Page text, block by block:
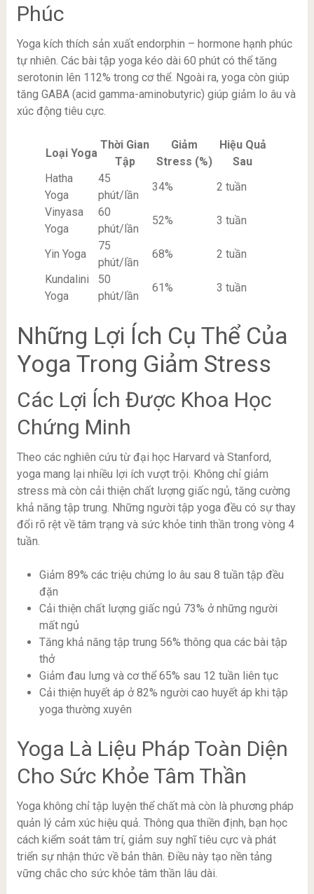
Phúc
Yoga kích thích sản xuất endorphin – hormone hạnh phúc
tự nhiên. Các bài tập yoga kéo dài 60 phút có thể tăng
serotonin lên 112% trong cơ thể. Ngoài ra, yoga còn giúp
tăng GABA (acid gamma-aminobutyric) giúp giảm lo âu và
xúc động tiêu cực.
Loại Yoga
Thời Gian
Tập
Giảm
Stress (%)
Hiệu Quả
Sau
Hatha
Yoga
45
phút/lần
34%
2 tuần
Vinyasa
Yoga
60
phút/lần
52% 3 tuần
Yin Yoga
75
phút/lần
68%
2 tuần
Kundalini
Yoga
50
phút/lần
61% 3 tuần
Những Lợi Ích Cụ Thể Của
Yoga Trong Giảm Stress
Các Lợi Ích Được Khoa Học
Chứng Minh
Theo các nghiên cứu từ đại học Harvard và Stanford,
yoga mang lại nhiều lợi ích vượt trội. Không chỉ giảm
stress mà còn cải thiện chất lượng giấc ngủ, tăng cường
khả năng tập trung. Những người tập yoga đều có sự thay
đổi rõ rệt về tâm trạng và sức khỏe tinh thần trong vòng 4
tuần.
Giảm 89% các triệu chứng lo âu sau 8 tuần tập đều
đặn
Cải thiện chất lượng giấc ngủ 73% ở những người
mất ngủ
Tăng khả năng tập trung 56% thông qua các bài tập
thở
Giảm đau lưng và cơ thể 65% sau 12 tuần liên tục
Cải thiện huyết áp ở 82% người cao huyết áp khi tập
yoga thường xuyên
Yoga Là Liệu Pháp Toàn Diện
Cho Sức Khỏe Tâm Thần
Yoga không chỉ tập luyện thể chất mà còn là phương pháp
quản lý cảm xúc hiệu quả. Thông qua thiền định, bạn học
cách kiểm soát tâm trí, giảm suy nghĩ tiêu cực và phát
triển sự nhận thức về bản thân. Điều này tạo nền tảng
vững chắc cho sức khỏe tâm thần lâu dài.